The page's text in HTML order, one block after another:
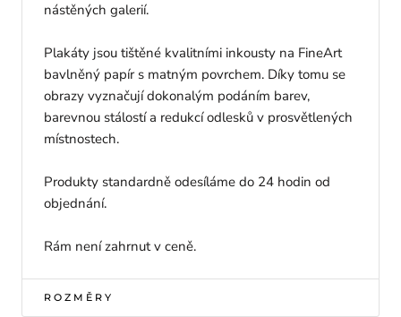
nástěných galerií.
Plakáty jsou tištěné kvalitními inkousty na FineArt
bavlněný papír s matným povrchem. Díky tomu se
obrazy vyznačují dokonalým podáním barev,
barevnou stálostí a redukcí odlesků v prosvětlených
místnostech.
Produkty standardně odesíláme do 24 hodin od
objednání.
Rám není zahrnut v ceně.
ROZMĚRY